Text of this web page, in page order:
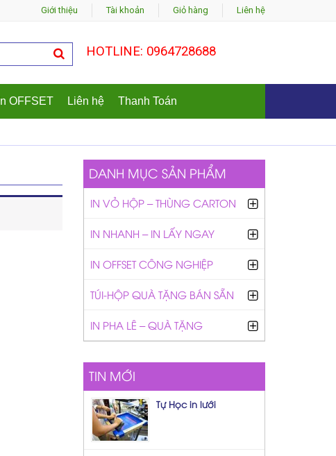
Giới thiệu Tài khoản Giỏ hàng Liên hệ
HOTLINE: 0964728688
In OFFSET Liên hệ Thanh Toán
DANH MỤC SẢN PHẨM
IN VỎ HỘP – THÙNG CARTON
IN NHANH – IN LẤY NGAY
IN OFFSET CÔNG NGHIỆP
TÚI-HỘP QUÀ TẶNG BÁN SẴN
IN PHA LÊ – QUÀ TẶNG
TIN MỚI
Tự Học in lưới